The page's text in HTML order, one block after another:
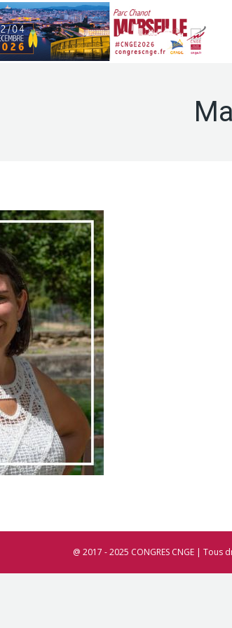
@ 2017 - 2025 CONGRES CNGE | Tous